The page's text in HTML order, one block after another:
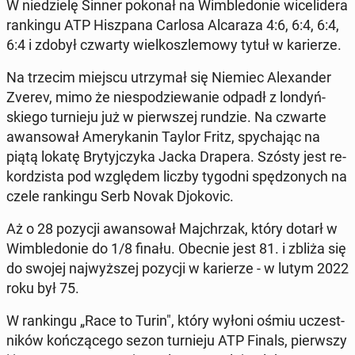
W nie­dzie­lę Sinner pokonał na Wim­ble­do­nie wi­ce­li­de­ra
ran­kin­gu ATP Hisz­pa­na Carlosa Al­ca­ra­za 4:6, 6:4, 6:4,
6:4 i zdobył czwarty wiel­kosz­le­mo­wy tytuł w ka­rie­rze.
Na trzecim miejscu utrzy­mał się Niemiec Ale­xan­der
Zverev, mimo że nie­spo­dzie­wa­nie odpadł z lon­dyń­
skie­go tur­nie­ju już w pierw­szej rundzie. Na czwarte
awan­so­wał Ame­ry­ka­nin Taylor Fritz, spy­cha­jąc na
piątą lokatę Bry­tyj­czy­ka Jacka Drapera. Szósty jest re­
kor­dzi­sta pod wzglę­dem liczby tygodni spę­dzo­nych na
czele ran­kin­gu Serb Novak Djo­ko­vic.
Aż o 28 pozycji awan­so­wał Maj­chrzak, który dotarł w
Wim­ble­do­nie do 1/8 finału. Obecnie jest 81. i zbliża się
do swojej naj­wyż­szej pozycji w ka­rie­rze - w lutym 2022
roku był 75.
W ran­kin­gu „Race to Turin", który wyłoni ośmiu uczest­
ni­ków koń­czą­ce­go sezon tur­nie­ju ATP Finals, pierw­szy